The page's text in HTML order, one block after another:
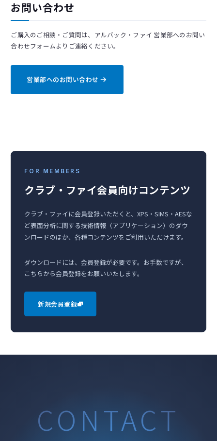
お問い合わせ
ご購入のご相談・ご質問は、アルバック・ファイ 営業部へのお問い
合わせフォームよりご連絡ください。
営業部へのお問い合わせ
FOR MEMBERS
クラブ・ファイ会員向けコンテンツ
クラブ・ファイに会員登録いただくと、XPS・SIMS・AESな
ど表面分析に関する技術情報（アプリケーション）のダウ
ンロードのほか、各種コンテンツをご利用いただけます。
ダウンロードには、会員登録が必要です。お手数ですが、
こちらから会員登録をお願いいたします。
新規会員登録
CONTACT